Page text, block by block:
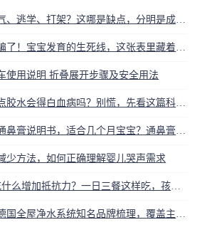
使用说明 折叠展开步骤及安全用法
少方法，如何正确理解婴儿哭声需求